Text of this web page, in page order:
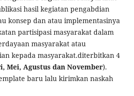
hasil kegiatan pengabdian
konsep dan atau implementasinya
partisipasi masyarakat dalam
masyarakat atau
kepada masyarakat.diterbitkan 4
Mei, Agustus dan November).
baru lalu kirimkan naskah